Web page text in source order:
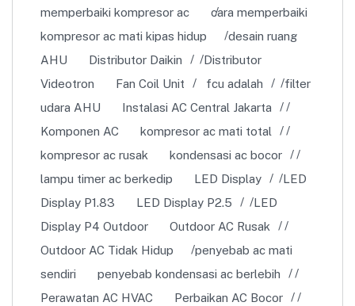
memperbaiki kompresor ac
cara memperbaiki
kompresor ac mati kipas hidup
desain ruang
AHU
Distributor Daikin
Distributor
Videotron
Fan Coil Unit fcu adalah
filter
udara AHU
Instalasi AC Central Jakarta
Komponen AC
kompresor ac mati total
kompresor ac rusak
kondensasi ac bocor
lampu timer ac berkedip
LED Display
LED
Display P1.83
LED Display P2.5
LED
Display P4 Outdoor
Outdoor AC Rusak
Outdoor AC Tidak Hidup
penyebab ac mati
sendiri
penyebab kondensasi ac berlebih
Perawatan AC HVAC
Perbaikan AC Bocor